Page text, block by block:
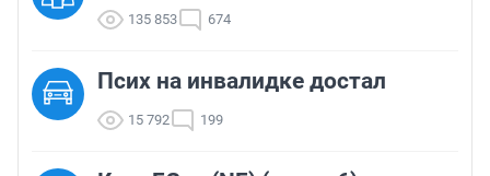
135 853 674
Псих на инвалидке достал
15 792 199